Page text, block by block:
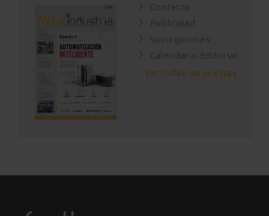
Contacto
Publicidad
Suscripciones
Calendario Editorial
Ver todas las revistas